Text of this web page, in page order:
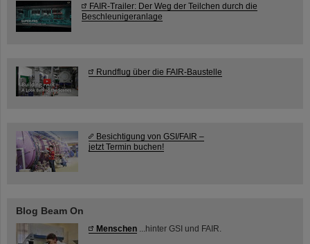
FAIR-Trailer: Der Weg der Teilchen durch die
Beschleunigeranlage
Rundflug über die FAIR-Baustelle
Besichtigung von GSI/FAIR –
jetzt Termin buchen!
Blog Beam On
Menschen ...hinter GSI und FAIR.